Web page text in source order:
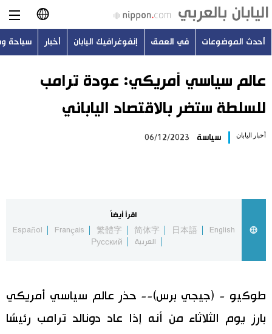
日本語
English
简体字
Русский
اليابان في فيديو
مانغا وأنيمي
أحدث الموضوعات في العمق إنفوغرافيك اليابان أخبار سياحة
عالم سياسي أمريكي: عودة ترامب
للسلطة ستضر بالاقتصاد الياباني
أخبار اليابان سياسة 06/12/2023
اقرأ أيضاً
English
日本語
简体字
繁體字
Français
Español
العربية
Русский
طوكيو - (جيجي برس)-- حذر عالم سياسي أمريكي
بارز يوم الثلاثاء من أنه إذا عاد دونالد ترامب رئيسًا